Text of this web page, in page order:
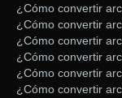
¿Cómo convertir
¿Cómo convertir
¿Cómo convertir
¿Cómo convertir
¿Cómo convertir
¿Cómo convertir